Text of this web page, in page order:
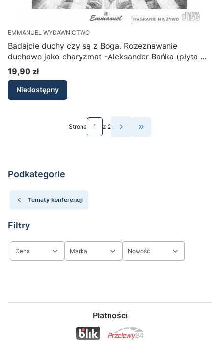
EMMANUEL WYDAWNICTWO
Badajcie duchy czy są z Boga. Rozeznawanie
duchowe jako charyzmat -Aleksander Bańka (płyta w
formacie CD AUDIO)
Cena
19,90 zł
Niedostępny
Strona z 2 Przejdź do ostatniej
Podkategorie
Tematy konferencji
Filtry
Cena Marka Nowość
Płatności